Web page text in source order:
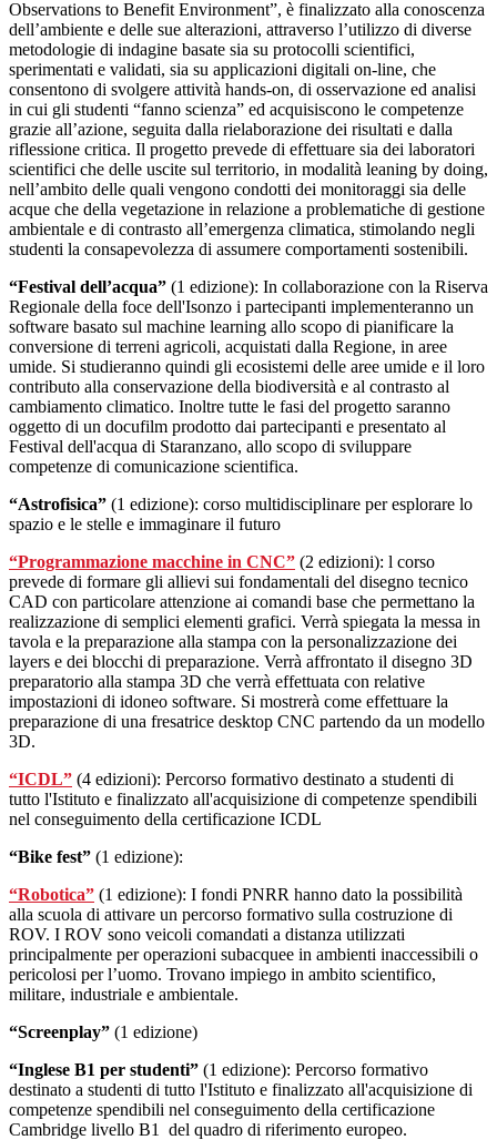
Observations to Benefit Environment”, è finalizzato alla conoscenza
dell’ambiente e delle sue alterazioni, attraverso l’utilizzo di diverse
metodologie di indagine basate sia su protocolli scientifici,
sperimentati e validati, sia su applicazioni digitali on-line, che
consentono di svolgere attività hands-on, di osservazione ed analisi
in cui gli studenti “fanno scienza” ed acquisiscono le competenze
grazie all’azione, seguita dalla rielaborazione dei risultati e dalla
riflessione critica. Il progetto prevede di effettuare sia dei laboratori
scientifici che delle uscite sul territorio, in modalità leaning by doing,
nell’ambito delle quali vengono condotti dei monitoraggi sia delle
acque che della vegetazione in relazione a problematiche di gestione
ambientale e di contrasto all’emergenza climatica, stimolando negli
studenti la consapevolezza di assumere comportamenti sostenibili.
“Festival dell’acqua” (1 edizione): In collaborazione con la Riserva
Regionale della foce dell'Isonzo i partecipanti implementeranno un
software basato sul machine learning allo scopo di pianificare la
conversione di terreni agricoli, acquistati dalla Regione, in aree
umide. Si studieranno quindi gli ecosistemi delle aree umide e il loro
contributo alla conservazione della biodiversità e al contrasto al
cambiamento climatico. Inoltre tutte le fasi del progetto saranno
oggetto di un docufilm prodotto dai partecipanti e presentato al
Festival dell'acqua di Staranzano, allo scopo di sviluppare
competenze di comunicazione scientifica.
“Astrofisica” (1 edizione): corso multidisciplinare per esplorare lo
spazio e le stelle e immaginare il futuro
“Programmazione macchine in CNC” (2 edizioni): l corso
prevede di formare gli allievi sui fondamentali del disegno tecnico
CAD con particolare attenzione ai comandi base che permettano la
realizzazione di semplici elementi grafici. Verrà spiegata la messa in
tavola e la preparazione alla stampa con la personalizzazione dei
layers e dei blocchi di preparazione. Verrà affrontato il disegno 3D
preparatorio alla stampa 3D che verrà effettuata con relative
impostazioni di idoneo software. Si mostrerà come effettuare la
preparazione di una fresatrice desktop CNC partendo da un modello
3D.
“ICDL” (4 edizioni): Percorso formativo destinato a studenti di
tutto l'Istituto e finalizzato all'acquisizione di competenze spendibili
nel conseguimento della certificazione ICDL
“Bike fest” (1 edizione):
“Robotica” (1 edizione): I fondi PNRR hanno dato la possibilità
alla scuola di attivare un percorso formativo sulla costruzione di
ROV. I ROV sono veicoli comandati a distanza utilizzati
principalmente per operazioni subacquee in ambienti inaccessibili o
pericolosi per l’uomo. Trovano impiego in ambito scientifico,
militare, industriale e ambientale.
“Screenplay” (1 edizione)
“Inglese B1 per studenti” (1 edizione): Percorso formativo
destinato a studenti di tutto l'Istituto e finalizzato all'acquisizione di
competenze spendibili nel conseguimento della certificazione
Cambridge livello B1 del quadro di riferimento europeo.